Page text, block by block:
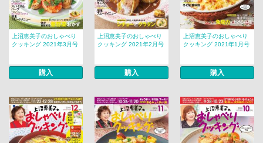
上沼恵美子のおしゃべり
クッキング 2021年3月号
購入
上沼恵美子のおしゃべり
クッキング 2021年2月号
購入
上沼恵美子のおしゃべり
クッキング 2021年1月号
購入